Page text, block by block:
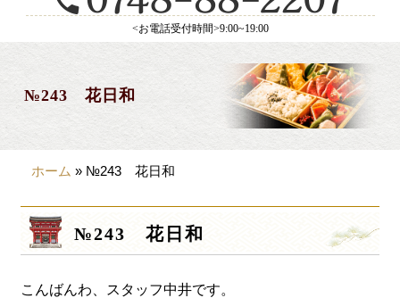
<お電話受付時間>9:00~19:00
№243 花日和
会議・セミナー弁当
製薬会社様向け
価格から選ぶ
~999円
1,000~1,999円
ホーム » №243 花日和
№243 花日和
こんばんわ、スタッフ中井です。